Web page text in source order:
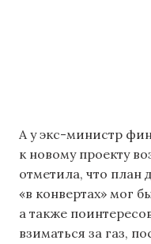
А у экс-министр
к новому проекту
отметила, что план
«в конвертах» мог
а также
взиматься за газ,